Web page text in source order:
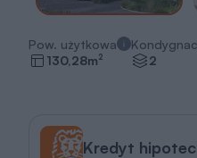
Pow. użytkowa
130,28m2
2
Kredyt